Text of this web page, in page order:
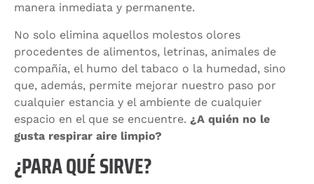
manera inmediata y permanente.
No solo elimina aquellos molestos olores
procedentes de alimentos, letrinas, animales de
compañía, el humo del tabaco o la humedad, sino
que, además, permite mejorar nuestro paso por
cualquier estancia y el ambiente de cualquier
espacio en el que se encuentre. ¿A quién no le
gusta respirar aire limpio?
¿PARA QUÉ SIRVE?